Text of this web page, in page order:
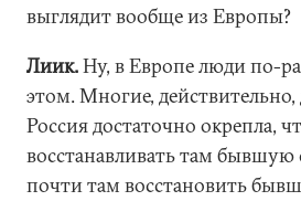
выглядит вообще из Европы?
Лиик.Ну, в Европе люди по-
этом. Многие,
Россия достаточно окрепла,
восстанавливать там бывшую
почти там восстановить